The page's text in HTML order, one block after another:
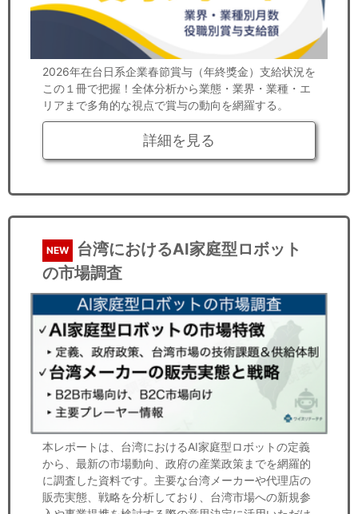
2026年在台日系企業春節賞与（年終獎金）支給状況を
この１冊で把握！全体分析から業態・業界・業種・エ
リアまで多角的な視点で賞与の動向を網羅する。
詳細を見る
NEW
台湾におけるAI家庭型ロボット
の市場調査
本レポートは、台湾におけるAI家庭型ロボットの定義
から、最新の市場動向、政府の産業政策までを網羅的
に調査した資料です。主要な台湾メーカーや代理店の
販売実態、戦略を分析しており、台湾市場への新規参